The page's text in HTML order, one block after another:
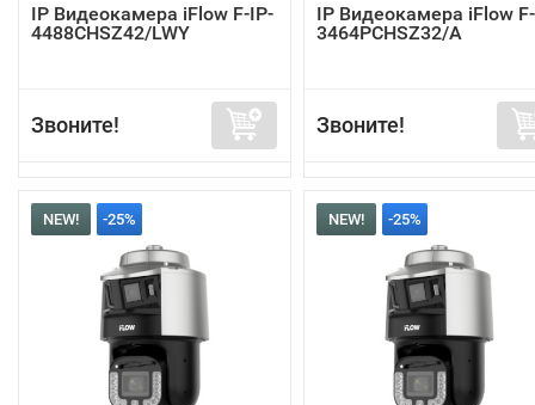
IP Видеокамера iFlow F-IP-
4488CHSZ42/LWY
Звоните!
IP Видеокамера iFlow
3464PCHSZ32/A
Звоните!
NEW! -25% NEW! -25%